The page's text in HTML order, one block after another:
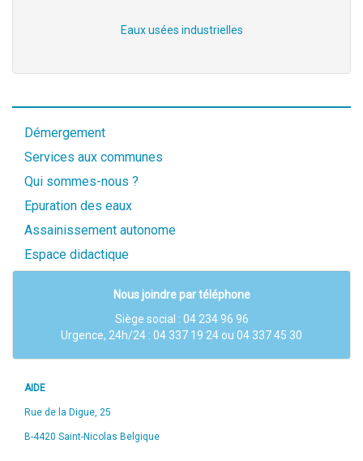
Eaux usées industrielles
Démergement
Services aux communes
Qui sommes-nous ?
Epuration des eaux
Assainissement autonome
Espace didactique
Nous joindre par téléphone
Siège social : 04 234 96 96
Urgence, 24h/24 : 04 337 19 24 ou 04 337 45 30
AIDE
Rue de la Digue, 25
B-4420 Saint-Nicolas Belgique